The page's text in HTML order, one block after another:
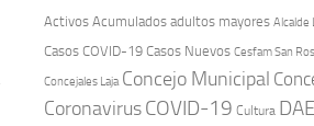
Activos Acumulados adultos mayores Alcalde
Casos COVID-19 Casos Nuevos Cesfam San
Concejales Laja Concejo Municipal
CoronavirusCOVID-19 Cultura